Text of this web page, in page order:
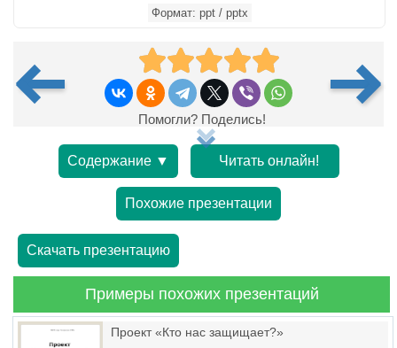
Формат: ppt / pptx
Помогли? Поделись!
Содержание ▼ Читать онлайн!
Похожие презентации
Скачать презентацию
Примеры похожих презентаций
Проект «Кто нас защищает?»